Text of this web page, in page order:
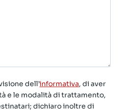
dell’informativa, di aver
e le modalità di trattamento,
dichiaro inoltre di